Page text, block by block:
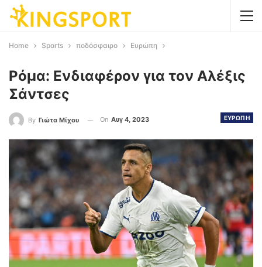
Home Sports ποδόσφαιρο Ευρώπη
Ρόμα: Ενδιαφέρον για τον Αλέξις
Σάντσες
ΕΥΡΩΠΗ
By Γιώτα Μίχου On Αυγ 4, 2023